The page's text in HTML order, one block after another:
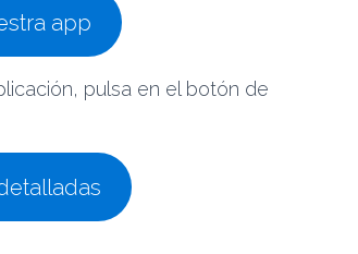
app
pulsa en el botón de